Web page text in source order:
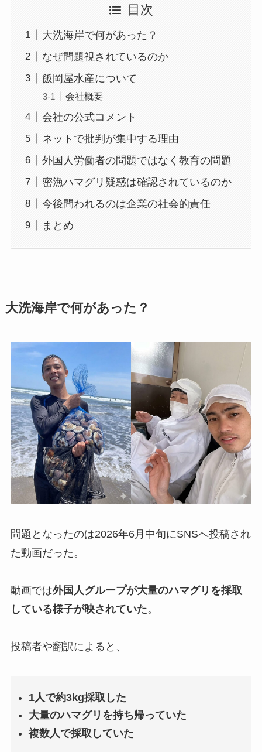
目次
大洗海岸で何があった？
なぜ問題視されているのか
飯岡屋水産について
会社概要
会社の公式コメント
ネットで批判が集中する理由
外国人労働者の問題ではなく教育の問題
密漁ハマグリ疑惑は確認されているのか
今後問われるのは企業の社会的責任
まとめ
大洗海岸で何があった？
問題となったのは2026年6月中旬にSNSへ投稿され
た動画だった。
動画では外国人グループが大量のハマグリを採取
している様子が映されていた。
投稿者や翻訳によると、
1人で約3kg採取した
大量のハマグリを持ち帰っていた
複数人で採取していた